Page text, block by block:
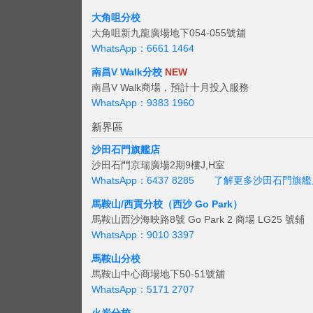
大角咀分校
大角咀新九龍廣場地下054-055號舖
WhatsApp：6661 1464
南昌V Walk分校 NEW
南昌V Walk商場，預計十月投入服務
WhatsApp：9383 1960
新界區
沙田石門旗艦店
沙田石門京瑞廣場2期9樓J,H室
WhatsApp：6437 8285
了解更多沙田石門旗
馬鞍山/西貢分校（西沙 Go Park）
馬鞍山西沙海映路8號 Go Park 2 商場 LG25 號鋪
WhatsApp：9010 3397
馬鞍山分校
馬鞍山中心商場地下50-51號舖
WhatsApp：5171 2707